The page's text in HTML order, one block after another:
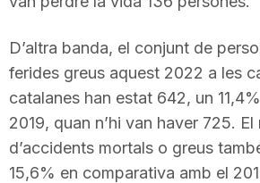
D’altra banda, el conjunt de
ferides greus aquest 2022 a les
catalanes han estat 642, un
2019, quan n’hi van haver 725. El
d’accidents mortals o greus
15,6% en comparativa amb el